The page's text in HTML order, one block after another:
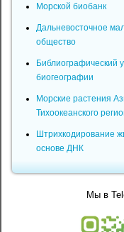
Морской биобанк
Дальневосточное
общество
Библиографический
биогеографии
Морские растения
Тихоокеанского
Штрихкодирование
основе ДНК
Мы в